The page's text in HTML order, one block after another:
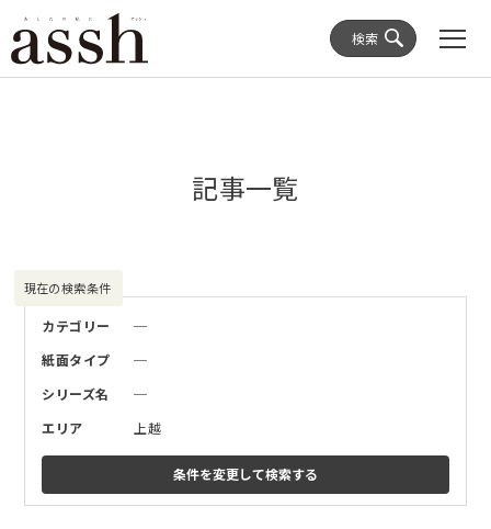
検索
記事一覧
現在の検索条件
カテゴリー
─
紙面タイプ
─
シリーズ名
─
エリア
上越
条件を変更して検索する